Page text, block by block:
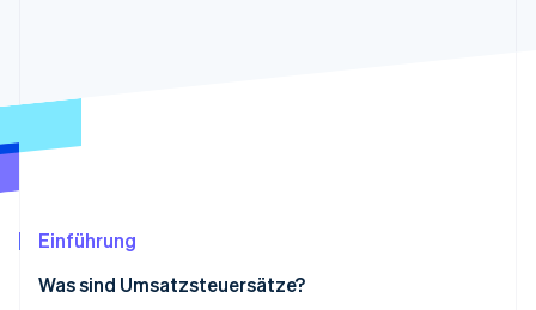
Radar
Start-up-Gründung
CO₂-Entnahme
Einführung
Was sind Umsatzsteuersätze?